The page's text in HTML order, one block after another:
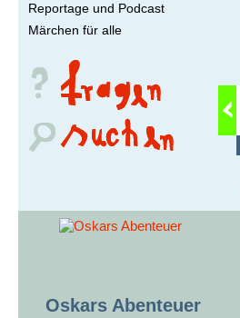
Reportage und Podcast
Märchen für alle
Oskars Abenteuer